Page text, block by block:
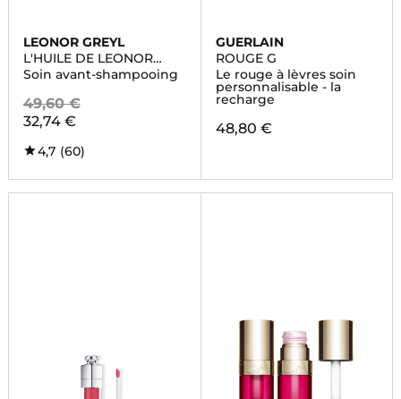
LEONOR GREYL
L'HUILE DE LEONOR
GREYL
Soin avant-shampooing
49,60 €
32,74 €
4,7 (60)
GUERLAIN
ROUGE G
Le rouge à lèvres soin
personnalisable - la
recharge
48,80 €